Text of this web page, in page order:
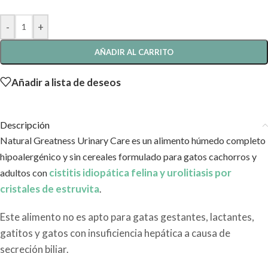
- +
AÑADIR AL CARRITO
Añadir a lista de deseos
Descripción
Natural Greatness Urinary Care es un alimento húmedo completo
hipoalergénico y sin cereales formulado para gatos cachorros y
adultos con cistitis idiopática felina y urolitiasis por
cristales de estruvita.
Este alimento no es apto para gatas gestantes, lactantes,
gatitos y gatos con insuficiencia hepática a causa de
secreción biliar.